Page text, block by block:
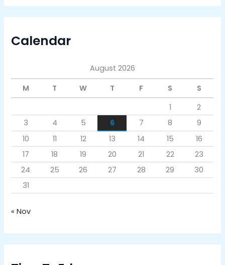
Calendar
August 2026
M
T W T F S
S
1
2
3
4 5 6 7 8
9
10
11 12 13 14 15
16
17
18 19 20 21 22
23
24
25 26 27 28 29
30
31
« Nov